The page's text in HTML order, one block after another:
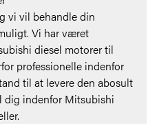
vi vil behandle din
Vi har været
diesel motorer til
professionelle indenfor
til at levere den abosult
dig indenfor Mitsubishi